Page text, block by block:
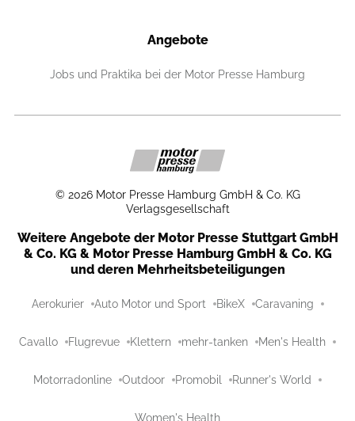
Angebote
Jobs und Praktika bei der Motor Presse Hamburg
© 2026 Motor Presse Hamburg GmbH & Co. KG
Verlagsgesellschaft
Weitere Angebote der Motor Presse Stuttgart GmbH
& Co. KG & Motor Presse Hamburg GmbH & Co. KG
und deren Mehrheitsbeteiligungen
Aerokurier Auto Motor und Sport BikeX Caravaning
Cavallo Flugrevue Klettern mehr-tanken Men's Health
Motorradonline Outdoor Promobil Runner's World
Women's Health